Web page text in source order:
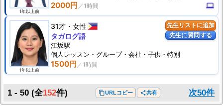
1年以上前
2000円 computer
先生リストに追加
先生に質問する
1年以上前
31才 女性
1500円
タガログ語
江坂駅
個人 レッスン ・グループ・会社・子供・特別
1 - 50 (全152件) content_copyURLコピー share共有 次50件